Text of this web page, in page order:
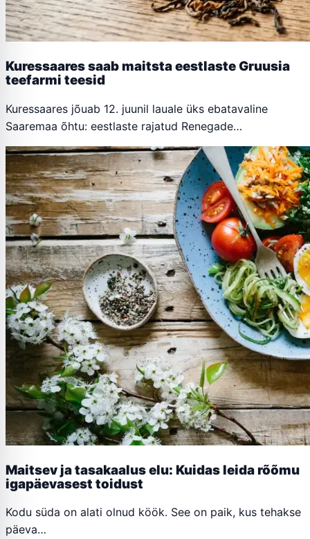
Kuressaares saab maitsta eestlaste Gruusia
teefarmi teesid
Kuressaares jõuab 12. juunil lauale üks ebatavaline
Saaremaa õhtu: eestlaste rajatud Renegade…
Maitsev ja tasakaalus elu: Kuidas leida rõõmu
igapäevasest toidust
Kodu süda on alati olnud köök. See on paik, kus tehakse
päeva…